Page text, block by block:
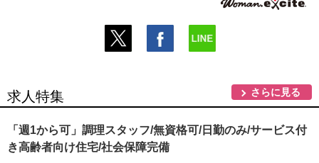
求人特集 さらに見る
「週1から可」調理スタッフ/無資格可/日勤のみ/サービス付
き高齢者向け住宅/社会保障完備